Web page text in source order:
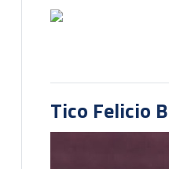
Tico Felicio